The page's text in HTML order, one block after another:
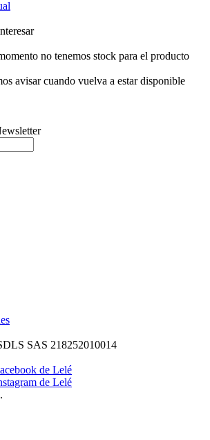
no tenemos stock para el producto
avisar cuando vuelva a estar disponible
SAS 218252010014